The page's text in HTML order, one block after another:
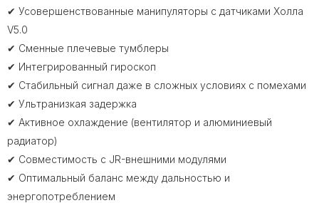
✔ Усовершенствованные манипуляторы с датчиками Холла
V5.0
✔ Сменные плечевые тумблеры
✔ Интегрированный гироскоп
✔ Стабильный сигнал даже в сложных условиях с помехами
✔ Ультранизкая задержка
✔ Активное охлаждение (вентилятор и алюминиевый
радиатор)
✔ Совместимость с JR-внешними модулями
✔ Оптимальный баланс между дальностью и
энергопотреблением